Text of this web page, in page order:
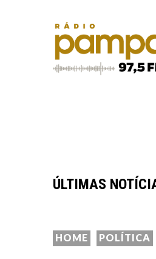
ÚLTIMAS
INTENSO E
HOME POLÍTICA